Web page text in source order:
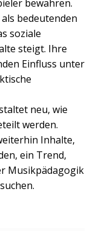
bewahren.
bedeutenden
soziale
steigt. Ihre
Einfluss unter
neu, wie
werden.
Inhalte,
ein Trend,
Musikpädagogik